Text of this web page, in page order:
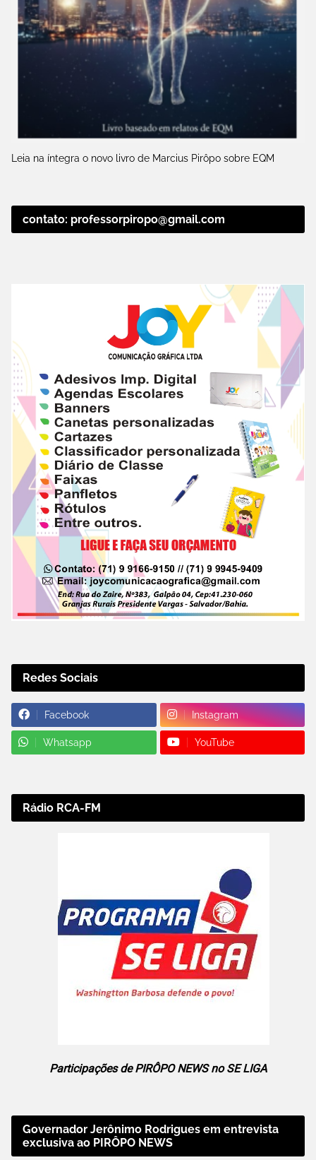
Leia na íntegra o novo livro de Marcius Pirôpo sobre EQM
contato: professorpiropo@gmail.com
Redes Sociais
Facebook Instagram
Whatsapp YouTube
Rádio RCA-FM
Participações de PIRÔPO NEWS no SE LIGA
Governador Jerônimo Rodrigues em entrevista
exclusiva ao PIRÔPO NEWS